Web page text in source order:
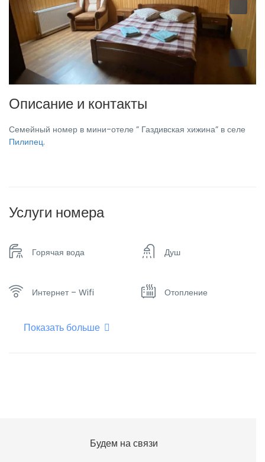
Описание и контакты
Семейный номер в мини-отеле ” Газдивская хижина” в селе
Пилипец.
Услуги номера
Горячая вода Душ
Интернет – Wifi Отопление
Плоский телевизор
Показать больше
Будем на связи